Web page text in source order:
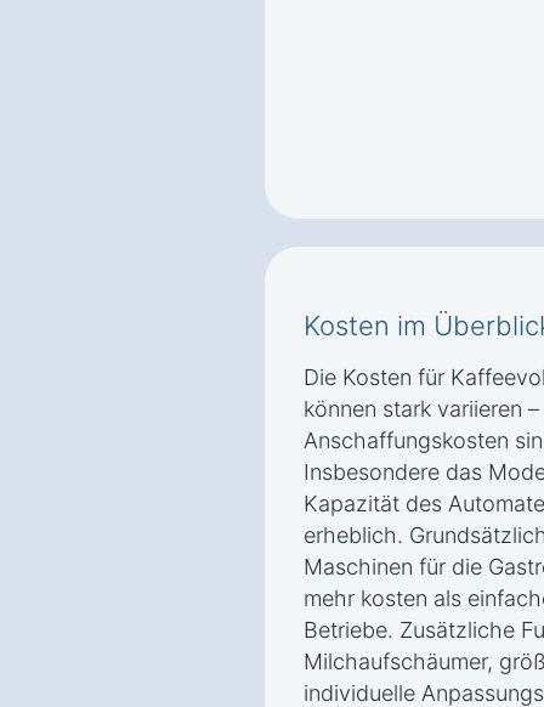
Kosten im
Die Kosten für
können stark variieren
Anschaffungskosten
Insbesondere das
Kapazität des
erheblich.
Maschinen für die
mehr kosten als
Betriebe. Zusätzliche
Milchaufschäumer,
individuelle